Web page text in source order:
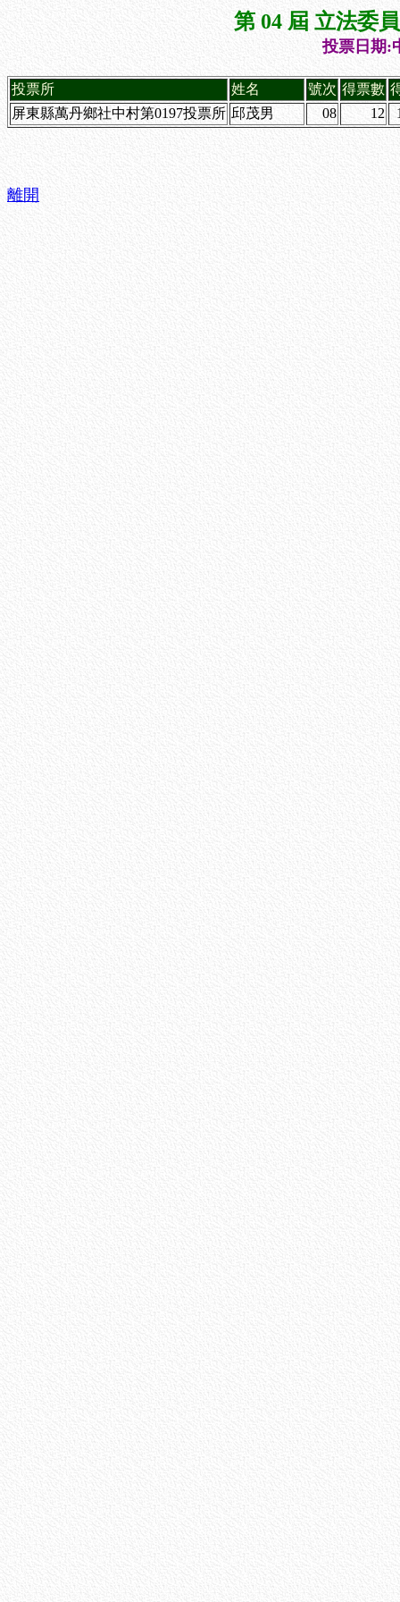
第 04 屆 立法委
投票日期:
投票所 姓名 號次 得票數
屏東縣萬丹鄉社中村第0197投票所 邱茂男 08 12
離開